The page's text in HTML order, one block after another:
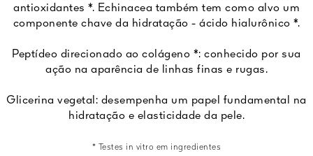
antioxidantes *. Echinacea também tem como alvo um
componente chave da hidratação - ácido hialurônico *.
Peptídeo direcionado ao colágeno *: conhecido por sua
ação na aparência de linhas finas e rugas.
Glicerina vegetal: desempenha um papel fundamental na
hidratação e elasticidade da pele.
* Testes in vitro em ingredientes